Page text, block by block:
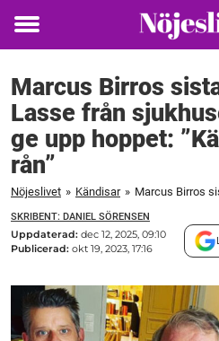
Toggle
Marcus Birros
Lasse från
ge upp hoppet:
rån”
Nöjeslivet » Kändisar »
SKRIBENT: DANIEL SÖRENSEN
Uppdaterad: dec 12, 2025, 09:10
Publicerad: okt 19, 2023, 17:16